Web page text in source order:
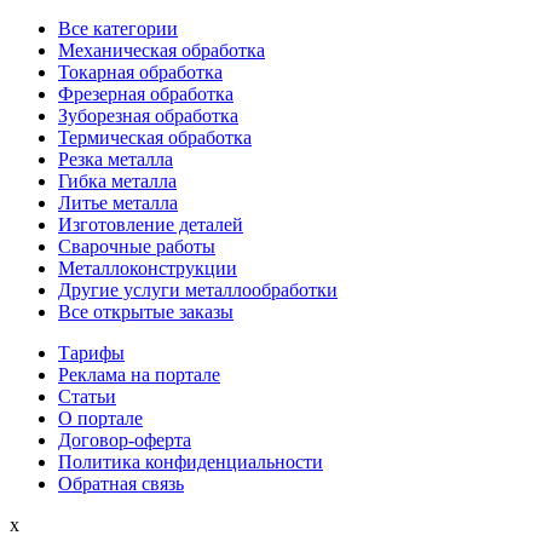
Все категории
Механическая обработка
Токарная обработка
Фрезерная обработка
Зуборезная обработка
Термическая обработка
Резка металла
Гибка металла
Литье металла
Изготовление деталей
Сварочные работы
Металлоконструкции
Другие услуги металлообработки
Все открытые заказы
Тарифы
Реклама на портале
Статьи
О портале
Договор-оферта
Политика конфиденциальности
Обратная связь
x